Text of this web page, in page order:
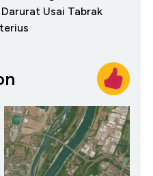
Usai Tabrak